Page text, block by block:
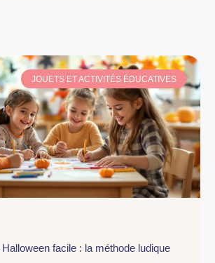
JOUETS ET ACTIVITÉS ÉDUCATIVES
facile : la méthode ludique